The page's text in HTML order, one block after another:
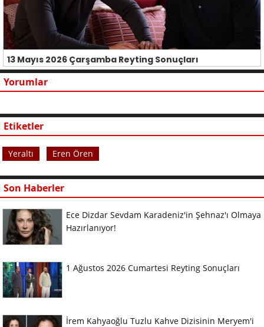
13 Mayıs 2026 Çarşamba Reyting Sonuçları
Yorumlar
Etiketler
Yeraltı Eren Ören
Son Haberler
Ece Dizdar Sevdam Karadeniz'in Şehnaz'ı Olmaya
Hazırlanıyor!
1 Ağustos 2026 Cumartesi Reyting Sonuçları
İrem Kahyaoğlu Tuzlu Kahve Dizisinin Meryem'i